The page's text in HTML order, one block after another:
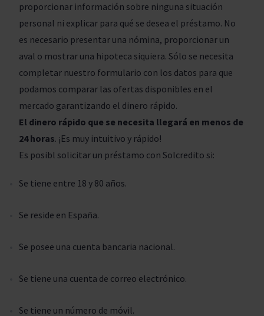
proporcionar información sobre ninguna situación
personal ni explicar para qué se desea el préstamo. No
es necesario presentar una nómina, proporcionar un
aval o mostrar una hipoteca siquiera. Sólo se necesita
completar nuestro formulario con los datos para que
podamos comparar las ofertas disponibles en el
mercado garantizando el dinero rápido.
El dinero rápido que se necesita llegará en menos de
24 horas. ¡Es muy intuitivo y rápido!
Es posibl solicitar un préstamo con Solcredito si:
Se tiene entre 18 y 80 años.
Se reside en España.
Se posee una cuenta bancaria nacional.
Se tiene una cuenta de correo electrónico.
Se tiene un número de móvil.